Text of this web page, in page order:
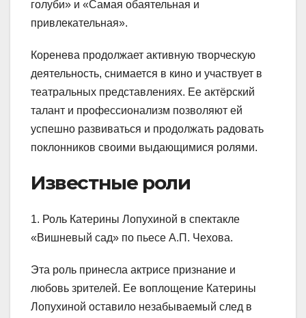
голуби» и «Самая обаятельная и
привлекательная».
Коренева продолжает активную творческую
деятельность, снимается в кино и участвует в
театральных представлениях. Ее актёрский
талант и профессионализм позволяют ей
успешно развиваться и продолжать радовать
поклонников своими выдающимися ролями.
Известные роли
1. Роль Катерины Лопухиной в спектакле
«Вишневый сад» по пьесе А.П. Чехова.
Эта роль принесла актрисе признание и
любовь зрителей. Ее воплощение Катерины
Лопухиной оставило незабываемый след в